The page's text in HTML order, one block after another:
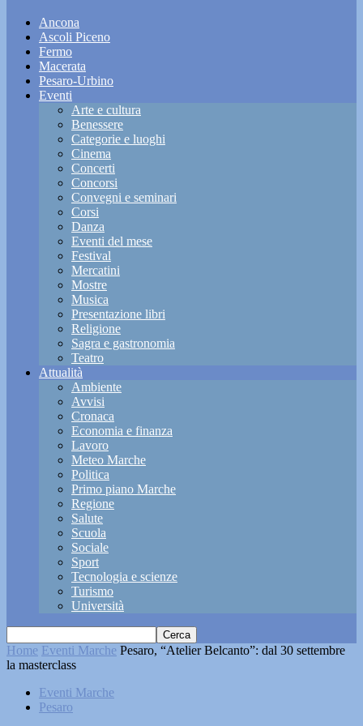
Ancona
Ascoli Piceno
Fermo
Macerata
Pesaro-Urbino
Eventi
Arte e cultura
Benessere
Categorie e luoghi
Cinema
Concerti
Concorsi
Convegni e seminari
Corsi
Danza
Eventi del mese
Festival
Mercatini
Mostre
Musica
Presentazione libri
Religione
Sagra e gastronomia
Teatro
Attualità
Ambiente
Avvisi
Cronaca
Economia e finanza
Lavoro
Meteo Marche
Politica
Primo piano Marche
Regione
Salute
Scuola
Sociale
Sport
Tecnologia e scienze
Turismo
Università
Home Eventi Marche Pesaro, “Atelier Belcanto”: dal 30 settembre
la masterclass
Eventi Marche
Pesaro